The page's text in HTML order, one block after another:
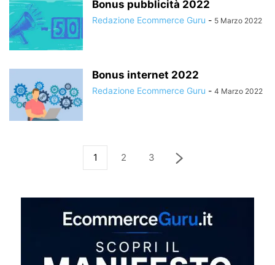
Bonus pubblicità 2022
Redazione Ecommerce Guru - 5 Marzo 2022
Bonus internet 2022
Redazione Ecommerce Guru - 4 Marzo 2022
1 2 3